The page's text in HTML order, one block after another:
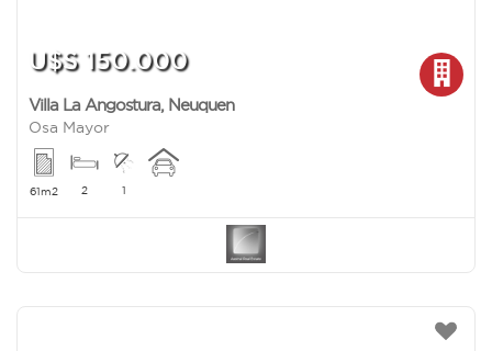
U$S 150.000
Villa La Angostura, Neuquen
Osa Mayor
61m2 2 1